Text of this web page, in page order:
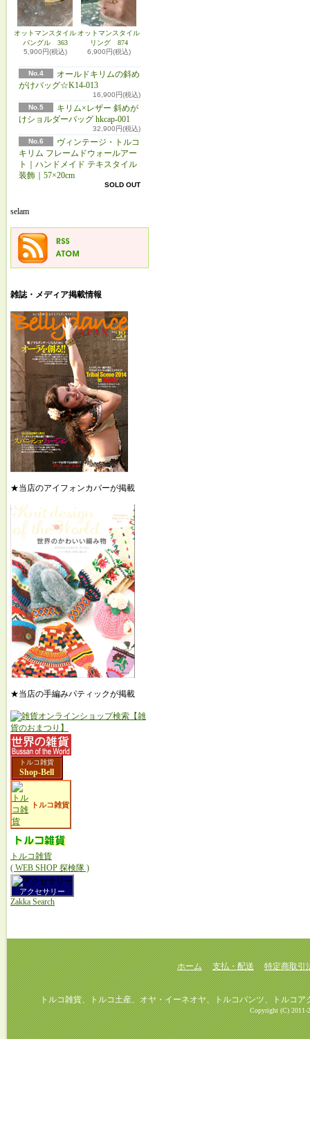
オットマンスタイル
バングル 363
5,900円(税込)
オットマンスタイル
リング 874
6,900円(税込)
No.4
オールドキリムの斜め
がけバッグ☆K14-013
16,900円(税込)
No.5
キリム×レザー 斜めが
けショルダーバッグ hkcap-001
32,900円(税込)
No.6
ヴィンテージ・トルコ
キリム フレームドウォールアー
ト｜ハンドメイド テキスタイル
装飾｜57×20cm
SOLD OUT
selam
雑誌・メディア掲載情報
★当店のアイフォンカバーが掲載
★当店の手編みパティックが掲載
トルコ雑貨
Shop-Bell
トルコ雑貨
トルコ雑貨
( WEB SHOP 探検隊 )
アクセサリー
Zakka Search
ホーム 支払・配送 特定商取引
トルコ雑貨、トルコ土産、オヤ・イーネオヤ、トルコパンツ、トルコアク
Copyright (C) 2011-